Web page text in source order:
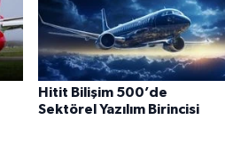
Hitit Bilişim 500’de
Sektörel Yazılım Birincisi